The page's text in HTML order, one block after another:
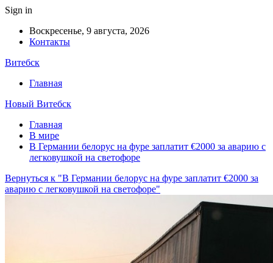
Sign in
Воскресенье, 9 августа, 2026
Контакты
Витебск
Главная
Новый Витебск
Главная
В мире
В Германии белорус на фуре заплатит €2000 за аварию с
легковушкой на светофоре
Вернуться к "В Германии белорус на фуре заплатит €2000 за
аварию с легковушкой на светофоре"